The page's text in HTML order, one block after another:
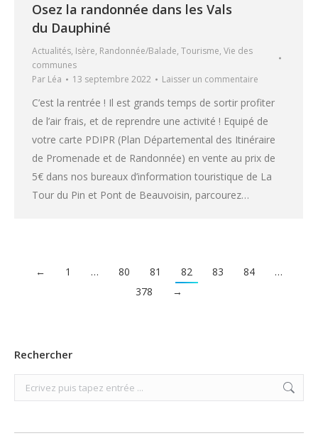
Osez la randonnée dans les Vals
du Dauphiné
Actualités, Isère, Randonnée/Balade, Tourisme, Vie des
communes
Par Léa 13 septembre 2022 Laisser un commentaire
C’est la rentrée ! Il est grands temps de sortir profiter
de l’air frais, et de reprendre une activité ! Equipé de
votre carte PDIPR (Plan Départemental des Itinéraire
de Promenade et de Randonnée) en vente au prix de
5€ dans nos bureaux d’information touristique de La
Tour du Pin et Pont de Beauvoisin, parcourez…
← 1 … 80 81 82 83 84
…
378
→
Rechercher
Search: